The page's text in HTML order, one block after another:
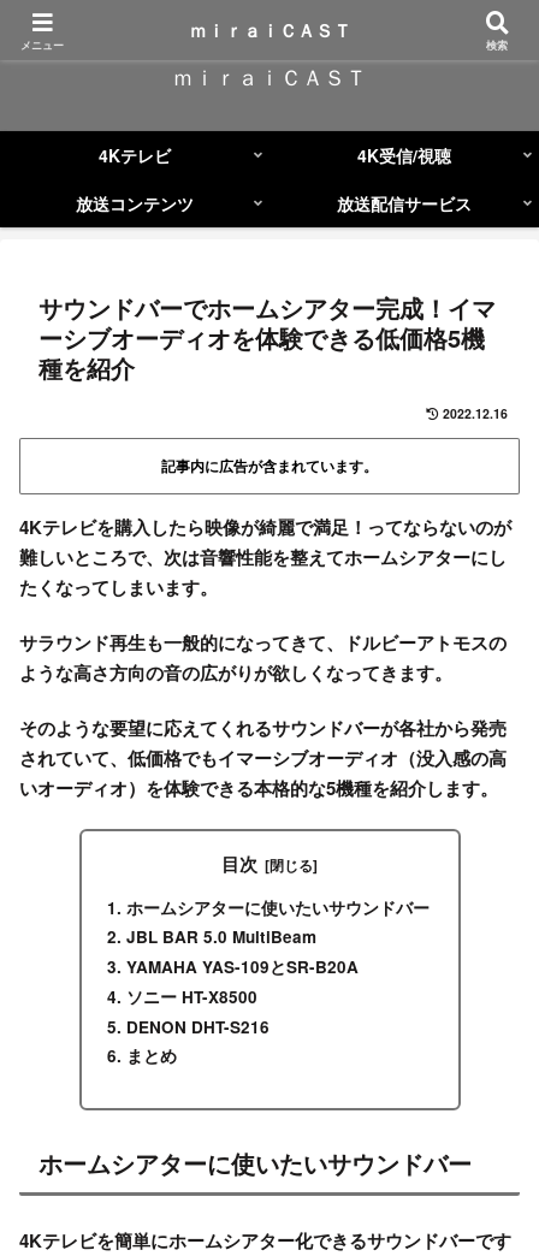
コンテンツへスキップ
ｍｉｒａｉＣＡＳＴ
4Kテレビ
4K受信/視聴
放送コンテンツ
放送配信サービス
サウンドバーでホームシアター完成！イマ
ーシブオーディオを体験できる低価格5機
種を紹介
2022.12.16
記事内に広告が含まれています。
4Kテレビを購入したら映像が綺麗で満足！ってならないのが
難しいところで、次は音響性能を整えてホームシアターにし
たくなってしまいます。
サラウンド再生も一般的になってきて、ドルビーアトモスの
ような高さ方向の音の広がりが欲しくなってきます。
そのような要望に応えてくれるサウンドバーが各社から発売
されていて、低価格でもイマーシブオーディオ（没入感の高
いオーディオ）を体験できる本格的な5機種を紹介します。
目次
ホームシアターに使いたいサウンドバー
JBL BAR 5.0 MultiBeam
YAMAHA YAS-109とSR-B20A
ソニー HT-X8500
DENON DHT-S216
まとめ
ホームシアターに使いたいサウンドバー
4Kテレビを簡単にホームシアター化できるサウンドバーです
メニュー
ｍｉｒａｉＣＡＳＴ
検索